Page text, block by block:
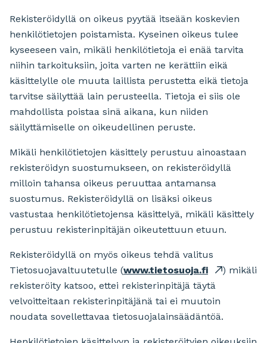
Rekisteröidyllä on oikeus pyytää itseään koskevien
henkilötietojen poistamista. Kyseinen oikeus tulee
kyseeseen vain, mikäli henkilötietoja ei enää tarvita
niihin tarkoituksiin, joita varten ne kerättiin eikä
käsittelylle ole muuta laillista perustetta eikä tietoja
tarvitse säilyttää lain perusteella. Tietoja ei siis ole
mahdollista poistaa sinä aikana, kun niiden
säilyttämiselle on oikeudellinen peruste.
Mikäli henkilötietojen käsittely perustuu ainoastaan
rekisteröidyn suostumukseen, on rekisteröidyllä
milloin tahansa oikeus peruuttaa antamansa
suostumus. Rekisteröidyllä on lisäksi oikeus
vastustaa henkilötietojensa käsittelyä, mikäli käsittely
perustuu rekisterinpitäjän oikeutettuun etuun.
Rekisteröidyllä on myös oikeus tehdä valitus
Tietosuojavaltuutetulle (www.tietosuoja.fi
) mikäli
rekisteröity katsoo, ettei rekisterinpitäjä täytä
velvoitteitaan rekisterinpitäjänä tai ei muutoin
noudata sovellettavaa tietosuojalainsäädäntöä.